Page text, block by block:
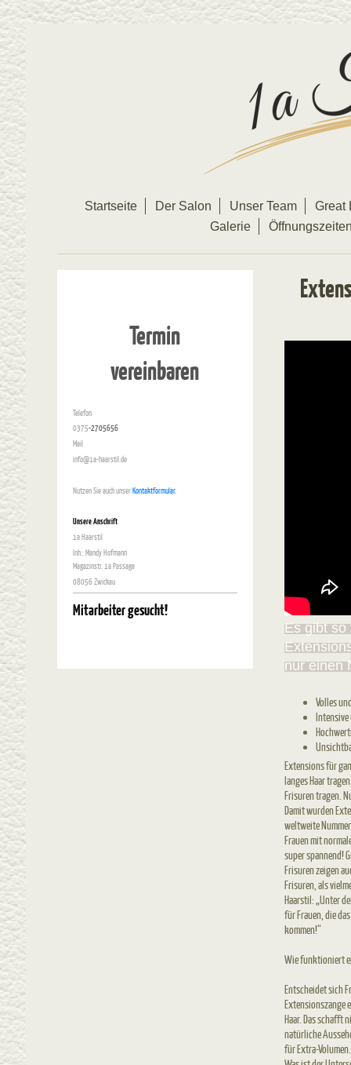
Startseite Der Salon Unser Team
Great
Galerie
Es gibt so
nur einen
Volles
Intensive
Extensions für
langes Haar
Frisuren tragen.
Damit wurden
weltweite
Frauen mit
super spannend!
Frisuren zeigen
Frisuren, als
Haarstil: „Unter
für Frauen, die
kommen!“
Wie funktioniert
Entscheidet sich
Extensionszange
Haar. Das schafft
natürliche
für Extra-Volumen.
Termin
vereinbaren
Telefon
0375-2705656
Mail
info@1a-haarstil.de
Nutzen Sie auch unserKontaktformular.
Unsere Anschrift
1a Haarstil
Inh.: Mandy Hofmann
Magazinstr. 1a Passage
08056 Zwickau
Mitarbeiter gesucht!